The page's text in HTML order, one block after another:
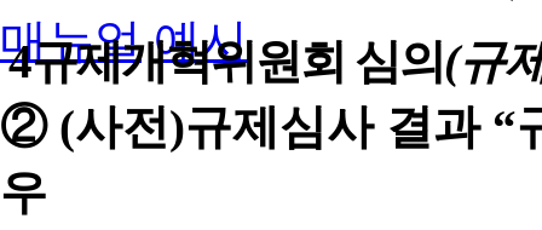
매뉴얼 예시
4규제개혁위원회 심의(규
② (사전)규제심사 결과 “
우